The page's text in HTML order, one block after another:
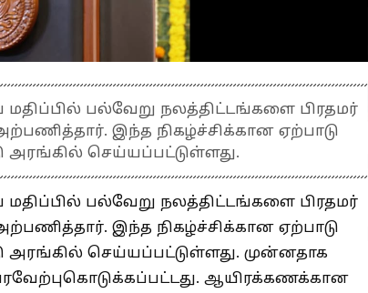
மதிப்பில் பல்வேறு நலத்திட்டங்களை பிரதமர்
இந்த நிகழ்ச்சிக்கான ஏற்பாடு
செய்யப்பட்டுள்ளது.
மதிப்பில் பல்வேறு நலத்திட்டங்களை பிரதமர்
இந்த நிகழ்ச்சிக்கான ஏற்பாடு
செய்யப்பட்டுள்ளது. முன்னதாக
ஆயிரக்கணக்கான